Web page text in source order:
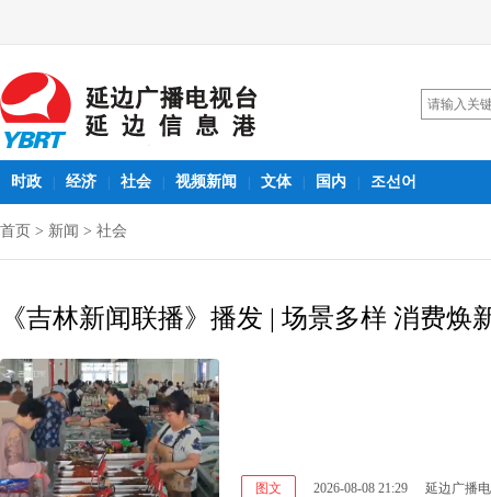
时政 经济 社会 视频新闻 文体 国内 조선어
首页 > 新闻 > 社会
《吉林新闻联播》播发 | 场景多样 消费焕
图文 2026-08-08 21:29 延边广播